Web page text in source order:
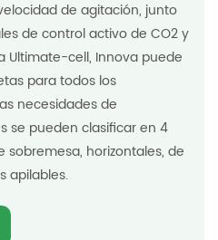
de agitación, junto
de control activo de CO2 y
Ultimate-cell, Innova puede
para todos los
necesidades de
se pueden clasificar en 4
horizontales, de
apilables.